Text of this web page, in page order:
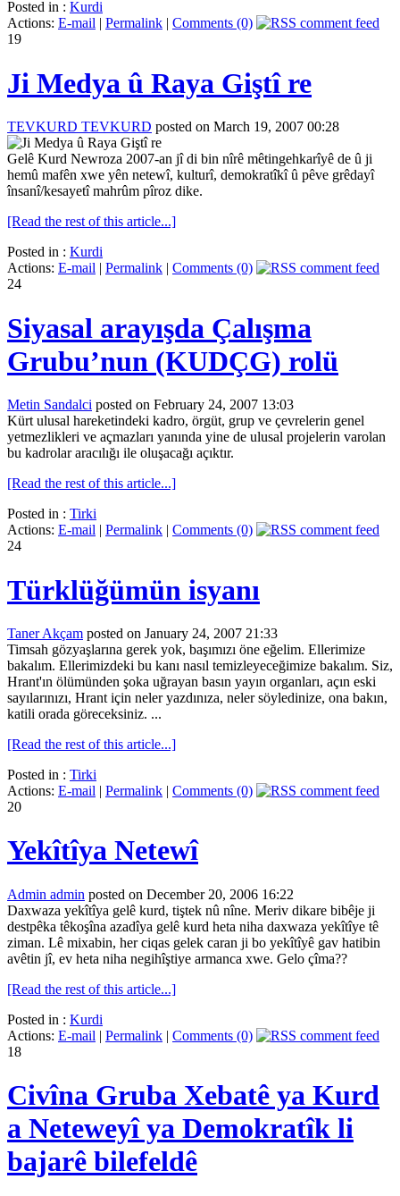
Posted in : Kurdi
Actions: E-mail | Permalink | Comments (0)
19
Ji Medya û Raya Giştî re
TEVKURD TEVKURD posted on March 19, 2007 00:28
Gelê Kurd Newroza 2007-an jî di bin nîrê mêtingehkarîyê de û ji
hemû mafên xwe yên netewî, kulturî, demokratîkî û pêve grêdayî
însanî/kesayetî mahrûm pîroz dike.
[Read the rest of this article...]
Posted in : Kurdi
Actions: E-mail | Permalink | Comments (0)
24
Siyasal arayışda Çalışma
Grubu’nun (KUDÇG) rolü
Metin Sandalci posted on February 24, 2007 13:03
Kürt ulusal hareketindeki kadro, örgüt, grup ve çevrelerin genel
yetmezlikleri ve açmazları yanında yine de ulusal projelerin varolan
bu kadrolar aracılığı ile oluşacağı açıktır.
[Read the rest of this article...]
Posted in : Tirki
Actions: E-mail | Permalink | Comments (0)
24
Türklüğümün isyanı
Taner Akçam posted on January 24, 2007 21:33
Timsah gözyaşlarına gerek yok, başımızı öne eğelim. Ellerimize
bakalım. Ellerimizdeki bu kanı nasıl temizleyeceğimize bakalım. Siz,
Hrant'ın ölümünden şoka uğrayan basın yayın organları, açın eski
sayılarınızı, Hrant için neler yazdınıza, neler söyledinize, ona bakın,
katili orada göreceksiniz. ...
[Read the rest of this article...]
Posted in : Tirki
Actions: E-mail | Permalink | Comments (0)
20
Yekîtîya Netewî
Admin admin posted on December 20, 2006 16:22
Daxwaza yekîtîya gelê kurd, tiştek nû nîne. Meriv dikare bibêje ji
destpêka têkoşîna azadîya gelê kurd heta niha daxwaza yekîtîye tê
ziman. Lê mixabin, her ciqas gelek caran ji bo yekîtîyê gav hatibin
avêtin jî, ev heta niha negihîştiye armanca xwe. Gelo çîma??
[Read the rest of this article...]
Posted in : Kurdi
Actions: E-mail | Permalink | Comments (0)
18
Civîna Gruba Xebatê ya Kurd
a Neteweyî ya Demokratîk li
bajarê bilefeldê